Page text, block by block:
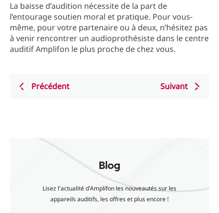
La baisse d’audition nécessite de la part de
l’entourage soutien moral et pratique. Pour vous-
même, pour votre partenaire ou à deux, n’hésitez pas
à venir rencontrer un audioprothésiste dans le centre
auditif Amplifon le plus proche de chez vous.
Précédent Suivant
Blog
Lisez l'actualité d'Amplifon les nouveautés sur les
appareils auditifs, les offres et plus encore !